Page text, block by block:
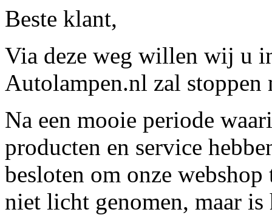
Beste klant,
Via deze weg willen wij u
Autolampen.nl zal stoppen
Na een mooie periode
producten en service
besloten om onze
niet licht genomen, maar